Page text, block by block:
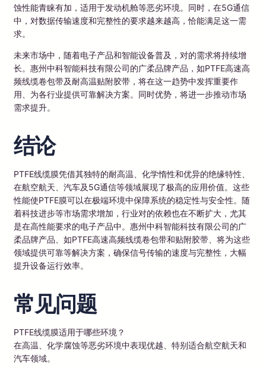
蚀性能青睐有加，适用于发动机舱等恶劣环境。同时，在5G通信
中，对数据传输速度和完整性的要求越来越高，恰能满足这一需
求。
未来市场中，随着电子产品和智能设备普及，对的需求将持续增
长。惠州中科智能科技有限公司的广柔品牌产品，如PTFE高速高
频线缆卷包带及耐高温贴附胶带，将在这一趋势中发挥重要作
用、为各行业提供可靠解决方案。同时优势，将进一步推动市场
需求提升。
结论
PTFE线缆膜凭借其独特的耐高温、化学惰性和优异的绝缘特性、
在航空航天、汽车及5G通信等领域展现了极高的应用价值。这些
性能使PTFE膜可以在极端环境中保障系统的稳定性与安全性。随
着科技进步等市场需求增加，行业对的依赖也在不断扩大，尤其
是在高性能要求的电子产品中。惠州中科智能科技有限公司的广
柔品牌产品、如PTFE高速高频线缆卷包带和贴附胶带、将为这些
领域提供可靠等解决方案，确保信号传输的速度与完整性，大幅
提升设备运行效率。
常见问题
PTFE线缆膜适用于哪些环境？
在高温、化学腐蚀等恶劣环境中表现优越、特别适合航空航天和
汽车领域。